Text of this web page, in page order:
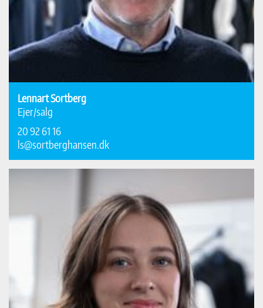
Lennart Sortberg
Ejer/salg
20 92 61 16
ls@sortberghansen.dk